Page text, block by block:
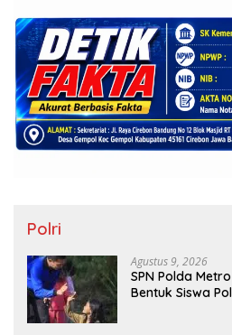
Polri
Agustus 9, 2026
SPN Polda
Bentuk Siswa